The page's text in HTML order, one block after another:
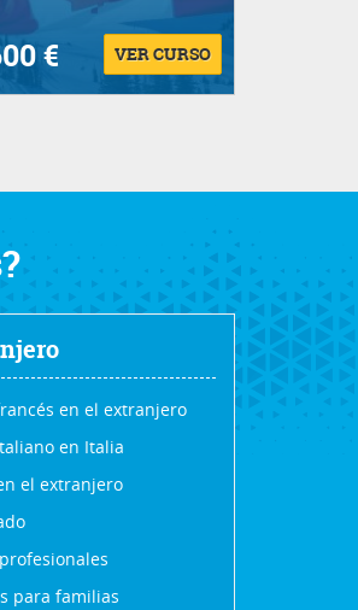
€ VER CURSO
en el extranjero
en Italia
el extranjero
para familias